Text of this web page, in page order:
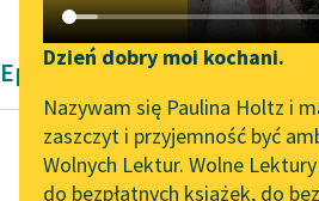
Katalog DAISY
Podkasty o książkach
Aktualności
„Prokurator Alicja Horn”
do słuchania
Dzień dobry moi kochani.
Nazywam się Paulina Holtz i
zaszczyt i przyjemność być
Wolnych Lektur. Wolne
do bezpłatnych książek, do
Epika Henryka Sienkiewicza